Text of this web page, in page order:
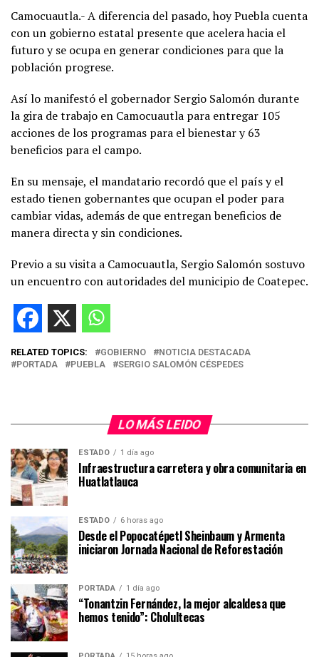
Camocuautla.- A diferencia del pasado, hoy Puebla cuenta
con un gobierno estatal presente que acelera hacia el
futuro y se ocupa en generar condiciones para que la
población progrese.
Así lo manifestó el gobernador Sergio Salomón durante
la gira de trabajo en Camocuautla para entregar 105
acciones de los programas para el bienestar y 63
beneficios para el campo.
En su mensaje, el mandatario recordó que el país y el
estado tienen gobernantes que ocupan el poder para
cambiar vidas, además de que entregan beneficios de
manera directa y sin condiciones.
Previo a su visita a Camocuautla, Sergio Salomón sostuvo
un encuentro con autoridades del municipio de Coatepec.
RELATED TOPICS: GOBIERNO
NOTICIA DESTACADA
PORTADA
PUEBLA SERGIO SALOMÓN CÉSPEDES
LO MÁS LEIDO
ESTADO 1 día ago
Infraestructura carretera y obra comunitaria en
Huatlatlauca
ESTADO 6 horas ago
Desde el Popocatépetl Sheinbaum y Armenta
iniciaron Jornada Nacional de Reforestación
PORTADA 1 día ago
“Tonantzin Fernández, la mejor alcaldesa que
hemos tenido”: Cholultecas